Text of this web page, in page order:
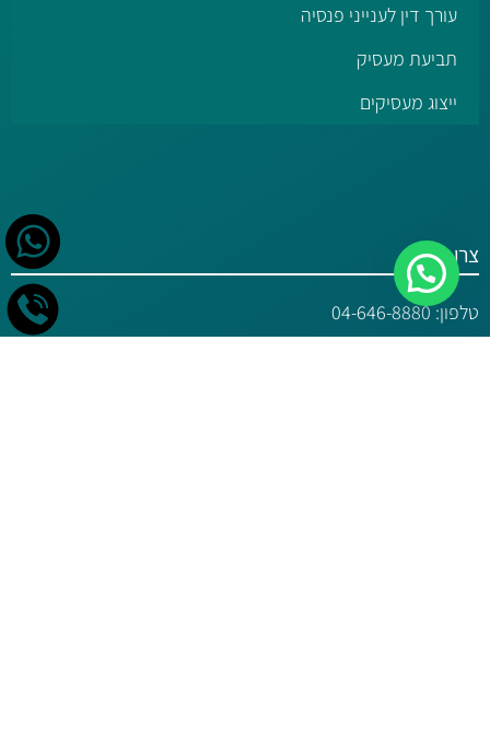
עורך דין לענייני פנסיה
תביעת מעסיק
ייצוג מעסיקים
צרו קשר
טלפון:04-646-8880
צריכים יעוץ?